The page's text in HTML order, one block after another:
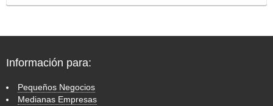
Información para:
Pequeños Negocios
Medianas Empresas